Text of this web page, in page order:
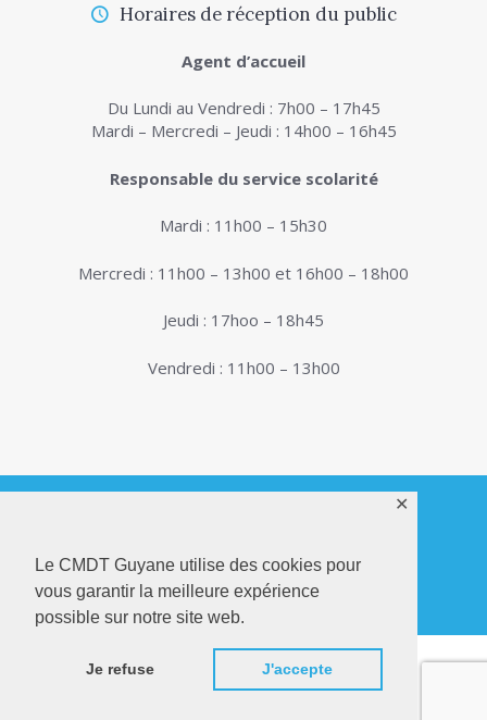
Le CMDT Guyane utilise des cookies pour
vous garantir la meilleure expérience
possible sur notre site web.
Je refuse J'accepte
✕
Horaires de réception du public
Agent d’accueil
Du Lundi au Vendredi : 7h00 – 17h45
Mardi – Mercredi – Jeudi : 14h00 – 16h45
Responsable du service scolarité
Mardi : 11h00 – 15h30
Mercredi : 11h00 – 13h00 et 16h00 – 18h00
Jeudi : 17hoo – 18h45
Vendredi : 11h00 – 13h00
© 2026. Conservatoire de Musique, Danse et
Théâtre de Guyane . Tous droits réservés - Site
Internet réalisé parNetactions